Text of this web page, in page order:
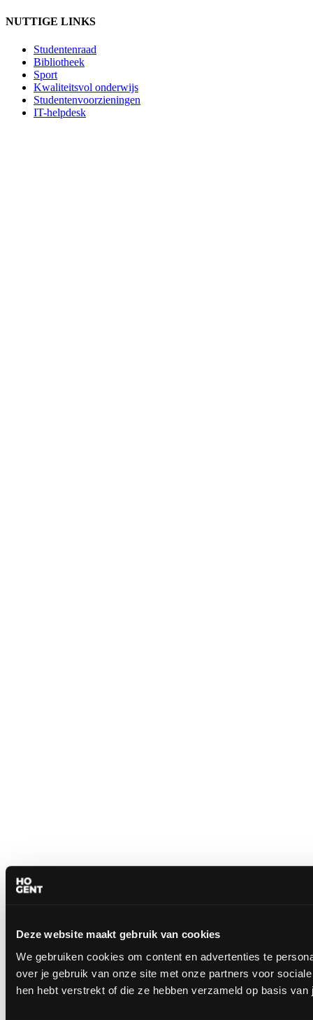
Deze website maakt gebruik van cookies
We gebruiken cookies om content en advertenties te
over je gebruik van onze site met onze partners voor
hen hebt verstrekt of die ze hebben verzameld op basis van
NUTTIGE LINKS
Studentenraad
Bibliotheek
Sport
Kwaliteitsvol onderwijs
Studentenvoorzieningen
IT-helpdesk